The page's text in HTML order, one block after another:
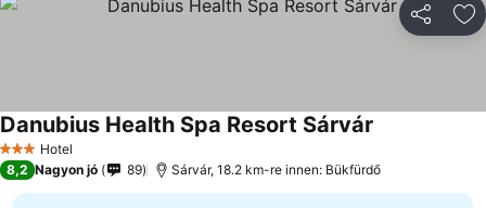
3 Kategória
Hotel
Danubius Health Spa Resort Sárvár
8,2 Nagyon jó 89 Sárvár, 18.2 km-re innen: Bükfürdő